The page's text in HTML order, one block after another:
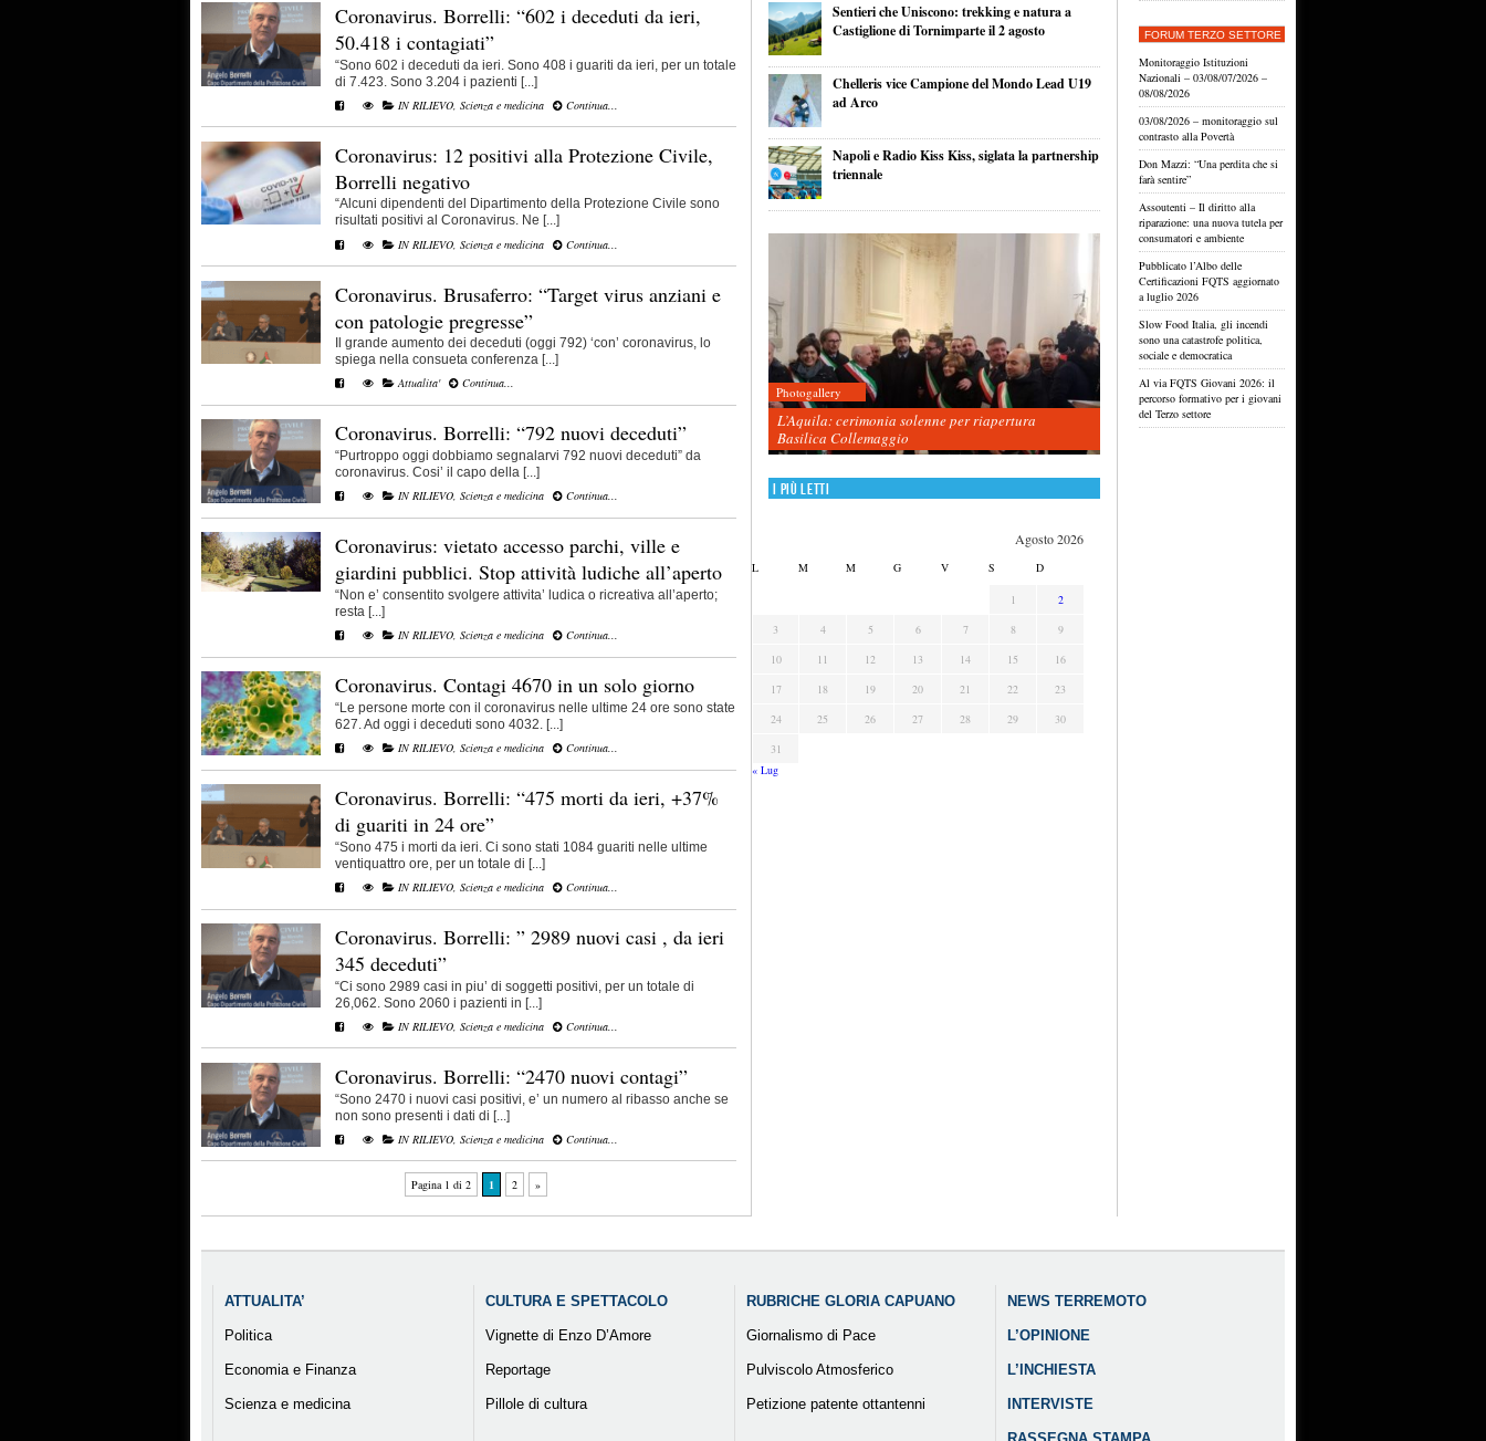
Coronavirus. Borrelli: “602 i deceduti da ieri,
50.418 i contagiati”
“Sono 602 i deceduti da ieri. Sono 408 i guariti da ieri, per un totale
di 7.423. Sono 3.204 i pazienti [...]
IN RILIEVO Scienza e medicina Continua...
Coronavirus: 12 positivi alla Protezione Civile,
Borrelli negativo
“Alcuni dipendenti del Dipartimento della Protezione Civile sono
risultati positivi al Coronavirus. Ne [...]
IN RILIEVO Scienza e medicina Continua...
Coronavirus. Brusaferro: “Target virus anziani e
con patologie pregresse”
Il grande aumento dei deceduti (oggi 792) ‘con’ coronavirus, lo
spiega nella consueta conferenza [...]
Attualita'
Continua...
Coronavirus. Borrelli: “792 nuovi deceduti”
“Purtroppo oggi dobbiamo segnalarvi 792 nuovi deceduti” da
coronavirus. Cosi’ il capo della [...]
IN RILIEVO, Scienza e medicina Continua...
Coronavirus: vietato accesso parchi, ville e
giardini pubblici. Stop attività ludiche all’aperto
“Non e’ consentito svolgere attivita’ ludica o ricreativa all’aperto;
resta [...]
IN RILIEVO, Scienza e medicina Continua...
Coronavirus. Contagi 4670 in un solo giorno
“Le persone morte con il coronavirus nelle ultime 24 ore sono state
627. Ad oggi i deceduti sono 4032. [...]
IN RILIEVO, Scienza e medicina Continua...
Coronavirus. Borrelli: “475 morti da ieri, +37%
di guariti in 24 ore”
“Sono 475 i morti da ieri. Ci sono stati 1084 guariti nelle ultime
ventiquattro ore, per un totale di [...]
IN RILIEVO, Scienza e medicina Continua...
Coronavirus. Borrelli: ” 2989 nuovi casi , da ieri
345 deceduti”
“Ci sono 2989 casi in piu’ di soggetti positivi, per un totale di
26,062. Sono 2060 i pazienti in [...]
IN RILIEVO, Scienza e medicina Continua...
Coronavirus. Borrelli: “2470 nuovi contagi”
“Sono 2470 i nuovi casi positivi, e’ un numero al ribasso anche se
non sono presenti i dati di [...]
IN RILIEVO Scienza e medicina Continua...
Pagina 1 di 2 1 2 »
Sentieri che Uniscono: trekking e natura a
Castiglione di Tornimparte il 2 agosto
Chelleris vice Campione del Mondo Lead U19
ad Arco
Napoli e Radio Kiss Kiss, siglata la partnership
triennale
Photogallery
L’Aquila: cerimonia solenne per riapertura
Basilica Collemaggio
I più letti
Agosto 2026
L M M G V S D
1
2
3
4 5 6 7 8
9
10
11 12 13 14 15
16
17
18 19 20 21 22
23
24
25 26 27 28 29
30
31
« Lug
FORUM TERZO SETTORE
Monitoraggio Istituzioni
Nazionali – 03/08/07/2026 –
08/08/2026
03/08/2026 – monitoraggio sul
contrasto alla Povertà
Don Mazzi: “Una perdita che si
farà sentire”
Assoutenti – Il diritto alla
riparazione: una nuova tutela per
consumatori e ambiente
Pubblicato l’Albo delle
Certificazioni FQTS aggiornato
a luglio 2026
Slow Food Italia, gli incendi
sono una catastrofe politica,
sociale e democratica
Al via FQTS Giovani 2026: il
percorso formativo per i giovani
del Terzo settore
ATTUALITA’
Politica
Economia e Finanza
Scienza e medicina
CULTURA E SPETTACOLO
Vignette di Enzo D’Amore
Reportage
Pillole di cultura
RUBRICHE GLORIA CAPUANO
Giornalismo di Pace
Pulviscolo Atmosferico
Petizione patente ottantenni
NEWS TERREMOTO
L’OPINIONE
L’INCHIESTA
INTERVISTE